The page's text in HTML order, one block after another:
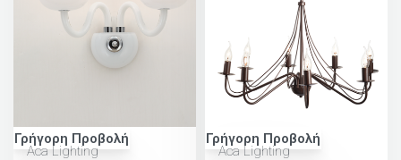
Γρήγορη Προβολή
Aca Lighting
Γρήγορη Προβολή
Aca Lighting